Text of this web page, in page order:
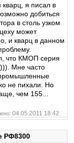
я писал в
добиться
в столь узком
может
и кварц в данном
что КМОП серия
Мне часто
не пихали. Но
чем 155...
04.05.2011 18:42
РФ8300